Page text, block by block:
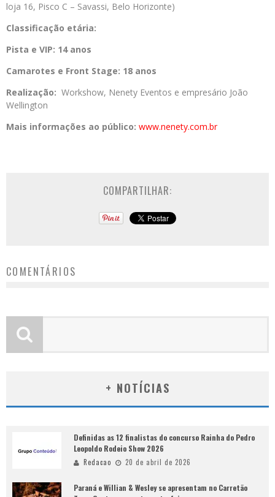
loja 16, Pisco C – Savassi, Belo Horizonte)
Classificação etária:
Pista e VIP: 14 anos
Camarotes e Front Stage: 18 anos
Realização: Workshow, Nenety Eventos e empresário João
Wellington
Mais informações ao público: www.nenety.com.br
COMPARTILHAR:
COMENTÁRIOS
+ NOTÍCIAS
Definidas as 12 finalistas do concurso Rainha do Pedro
Leopoldo Rodeio Show 2026
Redacao 20 de abril de 2026
Paraná e Willian & Wesley se apresentam no Carretão